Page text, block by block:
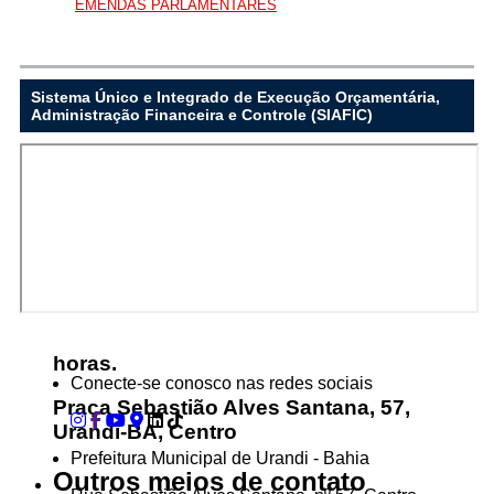
Ligue para nós
(77) 3456-2127
horas.
Praça Sebastião Alves Santana, 57,
Urandi-BA, Centro
Outros meios de contato
EMENDAS PARLAMENTARES
Sistema Único e Integrado de Execução Orçamentária,
Administração Financeira e Controle (SIAFIC)
Conecte-se conosco nas redes sociais
Prefeitura Municipal de Urandi - Bahia